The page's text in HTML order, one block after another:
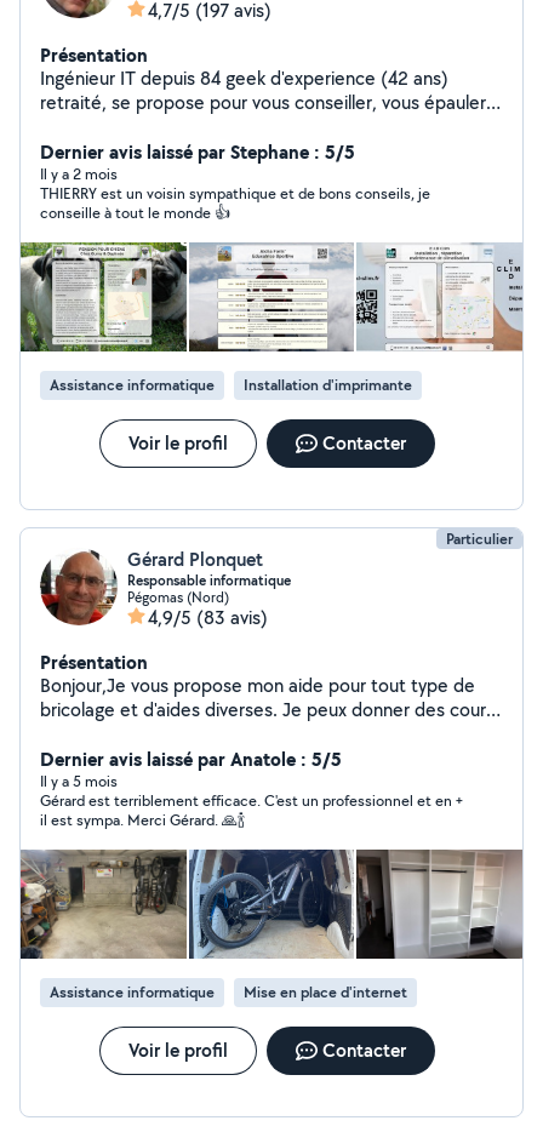
4,7/5 (197 avis)
Présentation
Ingénieur IT depuis 84 geek d'experience (42 ans)
retraité, se propose pour vous conseiller, vous épauler ,
réseau domestique .Bref vous aider dans toutes les
matières technologiques : informatique , télé
connectée, wifi cpl réseau domestique imprimantes,
smartphone, sites web , fiche Google business (depuis
94 soit 32 ans), prodigue également un cours de
vulgarisation de l'informatique en 10h adaptable à tout
niveau
Dernier avis laissé par Stephane : 5/5
Il y a 2 mois
THIERRY est un voisin sympathique et de bons conseils, je
conseille à tout le monde 👍
Assistance informatique Installation d'imprimante
Voir le profil Contacter
Particulier
Gérard Plonquet
Responsable informatique
Pégomas (Nord)
4,9/5 (83 avis)
Présentation
Bonjour,Je vous propose mon aide pour tout type de
bricolage et d'aides diverses. Je peux donner des cours
dépannages et récupérer des données. Cordialement
Dernier avis laissé par Anatole : 5/5
Il y a 5 mois
Gérard est terriblement efficace. C'est un professionnel et en +
il est sympa. Merci Gérard. 🙏🍾
Assistance informatique Mise en place d'internet
Voir le profil Contacter